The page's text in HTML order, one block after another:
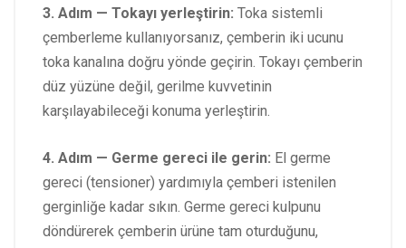
3. Adım — Tokayı yerleştirin: Toka sistemli
çemberleme kullanıyorsanız, çemberin iki ucunu
toka kanalına doğru yönde geçirin. Tokayı çemberin
düz yüzüne değil, gerilme kuvvetinin
karşılayabileceği konuma yerleştirin.
4. Adım — Germe gereci ile gerin: El germe
gereci (tensioner) yardımıyla çemberi istenilen
gerginliğe kadar sıkın. Germe gereci kulpunu
döndürerek çemberin ürüne tam oturduğunu,